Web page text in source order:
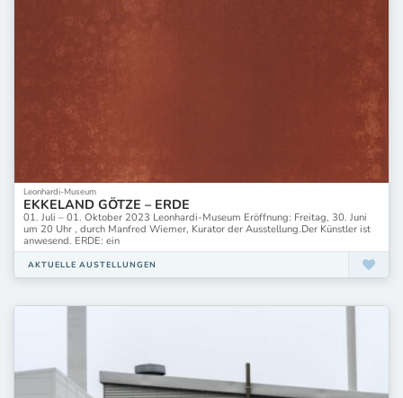
Leonhardi-Museum
EKKELAND GÖTZE – ERDE
01. Juli – 01. Oktober 2023 Leonhardi-Museum Eröffnung: Freitag, 30. Juni
um 20 Uhr , durch Manfred Wiemer, Kurator der Ausstellung.Der Künstler ist
anwesend. ERDE: ein
AKTUELLE AUSTELLUNGEN